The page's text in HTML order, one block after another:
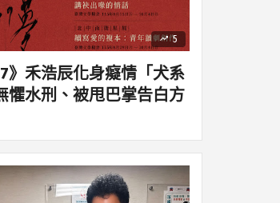
5
》禾浩辰化身癡情「犬系
懼水刑、被甩巴掌告白方